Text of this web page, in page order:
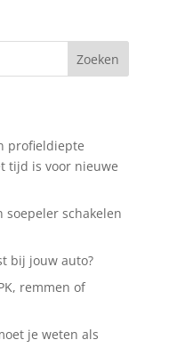
Zoeken
profieldiepte
tijd is voor nieuwe
schakelen
bij jouw auto?
remmen of
je weten als